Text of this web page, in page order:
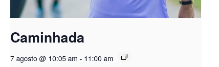
Caminhada
7 agosto @ 10:05 am - 11:00 am